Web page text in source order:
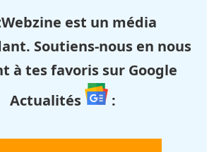
est un média
Soutiens-nous en nous
à tes favoris sur Google
Actualités
: